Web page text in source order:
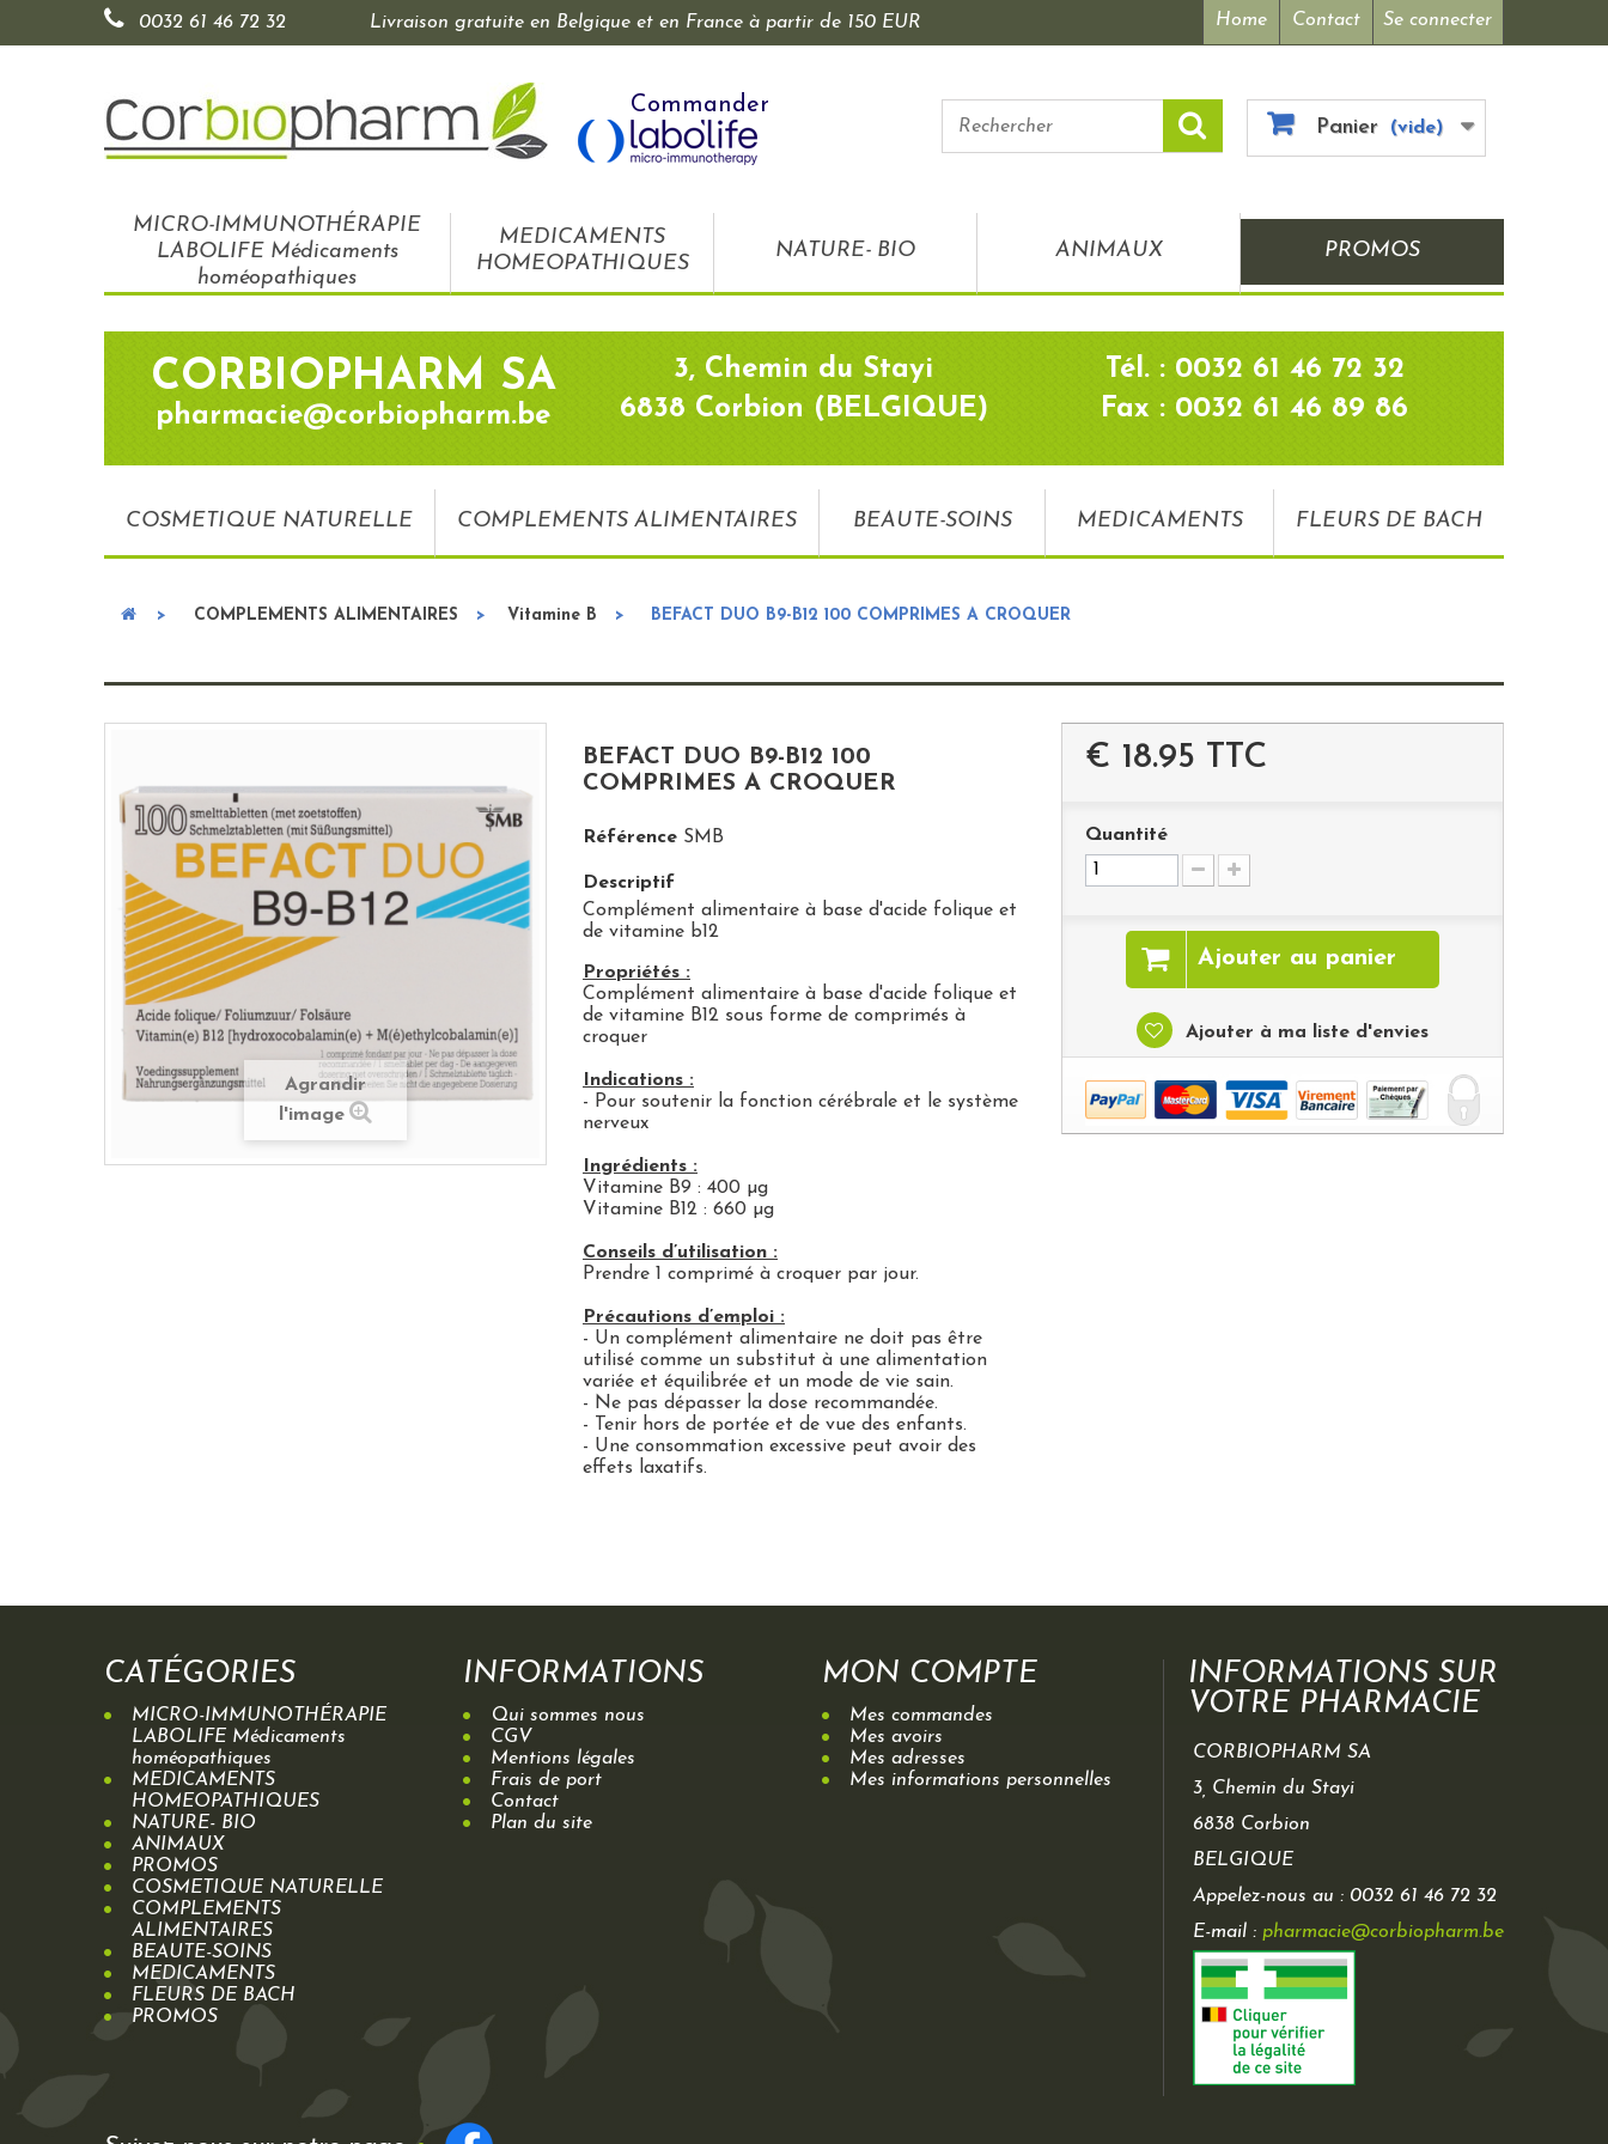
Se connecter
Home Contact
0032 61 46 72 32 Livraison gratuite en Belgique et en France à partir de 150 EUR
Commander
Panier (vide)
MICRO-IMMUNOTHÉRAPIE
LABOLIFE Médicaments
homéopathiques
MEDICAMENTS
HOMEOPATHIQUES
NATURE- BIO ANIMAUX PROMOS
CORBIOPHARM SA
pharmacie@corbiopharm.be
3, Chemin du Stayi
6838 Corbion (BELGIQUE)
Tél. : 0032 61 46 72 32
Fax : 0032 61 46 89 86
COSMETIQUE NATURELLE COMPLEMENTS ALIMENTAIRES BEAUTE-SOINS MEDICAMENTS FLEURS DE BACH
> COMPLEMENTS ALIMENTAIRES > Vitamine B > BEFACT DUO B9-B12 100 COMPRIMES A CROQUER
Agrandir
l'image
BEFACT DUO B9-B12 100
COMPRIMES A CROQUER
Référence SMB
Descriptif
Complément alimentaire à base d'acide folique et
de vitamine b12
Propriétés :
Complément alimentaire à base d'acide folique et
de vitamine B12 sous forme de comprimés à
croquer
Indications :
- Pour soutenir la fonction cérébrale et le système
nerveux
Ingrédients:
Vitamine B9 : 400 µg
Vitamine B12 : 660 µg
Conseils d’utilisation :
Prendre 1 comprimé à croquer par jour.
Précautions d’emploi :
- Un complément alimentaire ne doit pas être
utilisé comme un substitut à une alimentation
variée et équilibrée et un mode de vie sain.
- Ne pas dépasser la dose recommandée.
- Tenir hors de portée et de vue des enfants.
- Une consommation excessive peut avoir des
effets laxatifs.
€ 18.95 TTC
Quantité
Ajouter au panier
Ajouter à ma liste d'envies
CATÉGORIES
MICRO-IMMUNOTHÉRAPIE
LABOLIFE Médicaments
homéopathiques
MEDICAMENTS
HOMEOPATHIQUES
NATURE- BIO
ANIMAUX
PROMOS
COSMETIQUE NATURELLE
COMPLEMENTS
ALIMENTAIRES
BEAUTE-SOINS
MEDICAMENTS
FLEURS DE BACH
PROMOS
INFORMATIONS
Qui sommes nous
CGV
Mentions légales
Frais de port
Contact
Plan du site
MON COMPTE
Mes commandes
Mes avoirs
Mes adresses
Mes informations personnelles
INFORMATIONS SUR
VOTRE PHARMACIE
CORBIOPHARM SA
3, Chemin du Stayi
6838 Corbion
BELGIQUE
Appelez-nous au : 0032 61 46 72 32
E-mail : pharmacie@corbiopharm.be